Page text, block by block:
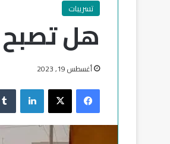
تسريبات
هل تصبح
أغسطس 19, 2023
فيسبوك لينكدإن